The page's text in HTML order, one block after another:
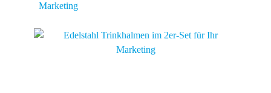
Marketing